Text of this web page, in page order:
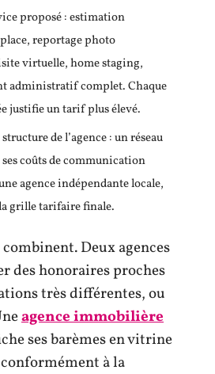
proposé : estimation
reportage photo
virtuelle, home staging,
administratif complet. Chaque
justifie un tarif plus élevé.
de l’agence : un réseau
coûts de communication
agence indépendante locale,
grille tarifaire finale.
combinent. Deux agences
des honoraires proches
très différentes, ou
agence immobilière
ses barèmes en vitrine
à la